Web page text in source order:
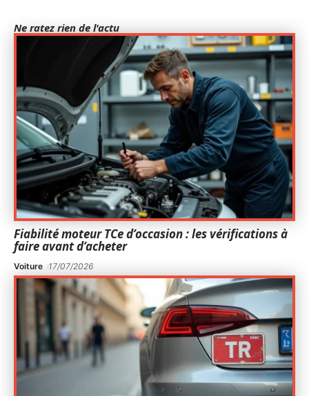
Ne ratez rien de l'actu
Fiabilité moteur TCe d’occasion : les vérifications à
faire avant d’acheter
Voiture 17/07/2026